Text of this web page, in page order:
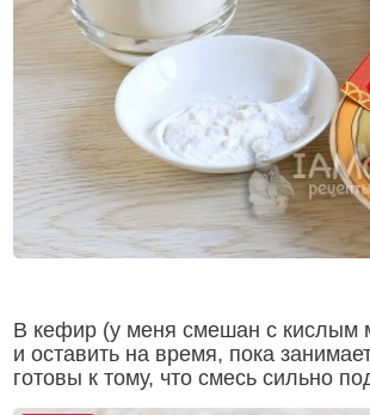
В кефир (у меня смешан с кислым
и оставить на время, пока
готовы к тому, что смесь сильно